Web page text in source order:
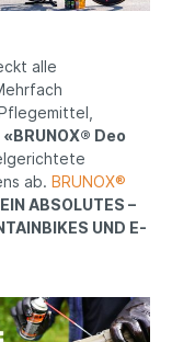
alle
«BRUNOX® Deo
ab. BRUNOX®
ABSOLUTES –
UND E-